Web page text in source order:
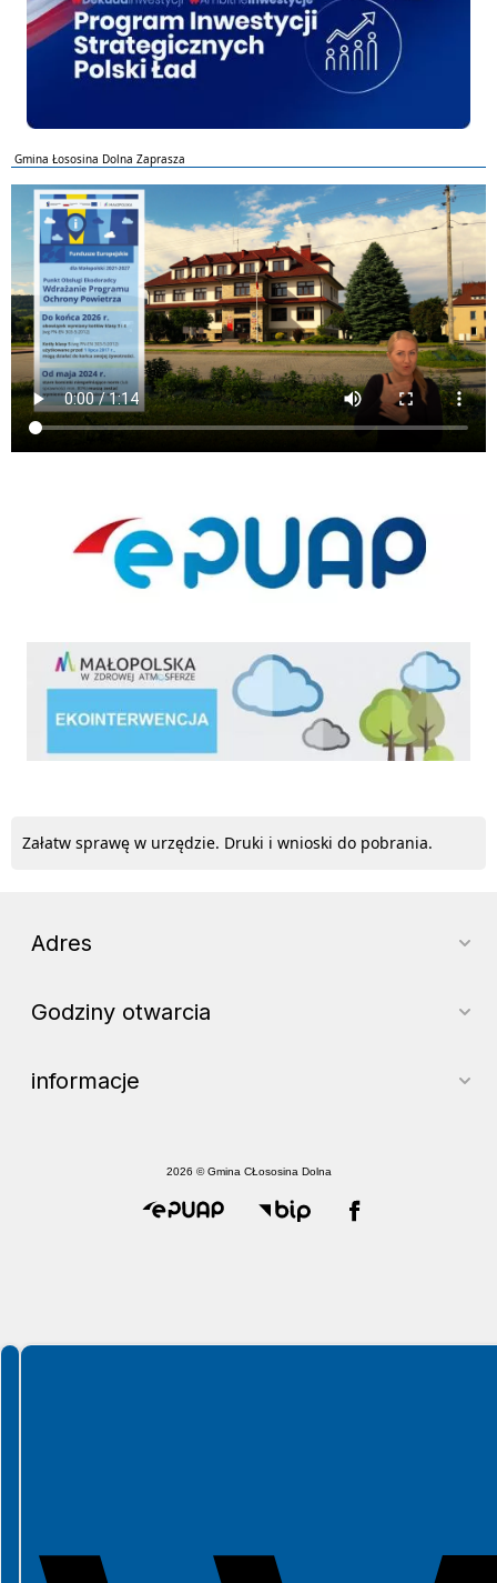
Gmina Łososina Dolna Zaprasza
ekointerwencja
Załatw sprawę w urzędzie. Druki i wnioski do pobrania.
Adres
Godziny otwarcia
informacje
2026 © Gmina CŁososina Dolna
Spełniamy standardy WCAG 2.2
Spełniamy standardy W3C